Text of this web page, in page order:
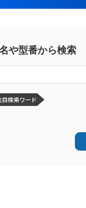
や型番から検索
目検索ワード